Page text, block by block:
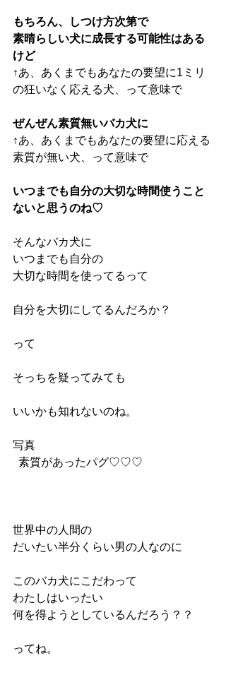
もちろん、しつけ方次第で
素晴らしい犬に成長する可能性はある
けど
↑あ、あくまでもあなたの要望に1ミリ
の狂いなく応える犬、って意味で
ぜんぜん素質無いバカ犬に
↑あ、あくまでもあなたの要望に応える
素質が無い犬、って意味で
いつまでも自分の大切な時間使うこと
ないと思うのね♡
そんなバカ犬に
いつまでも自分の
大切な時間を使ってるって
自分を大切にしてるんだろか？
って
そっちを疑ってみても
いいかも知れないのね。
写真
  素質があったパグ♡♡♡
世界中の人間の
だいたい半分くらい男の人なのに
このバカ犬にこだわって
わたしはいったい
何を得ようとしているんだろう？？
ってね。